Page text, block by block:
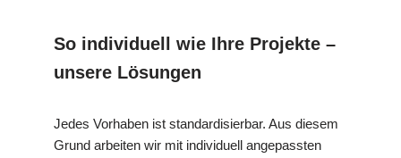
So individuell wie Ihre Projekte –
unsere Lösungen
Jedes Vorhaben ist standardisierbar. Aus diesem
Grund arbeiten wir mit individuell angepassten